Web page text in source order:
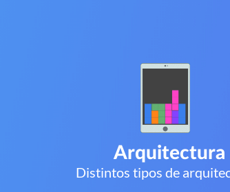
Distintos tipos de
Arquitectura